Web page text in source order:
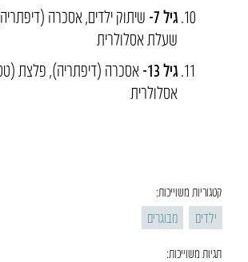
גיל 7-
שיתוק ילדים, אסכרה
שעלת אסלולרית
גיל 13-
אסכרה (דיפתריה), פלצת
אסלולרית
קטגוריות משוייכות:
ילדים מבוגרים
תגיות משוייכות: